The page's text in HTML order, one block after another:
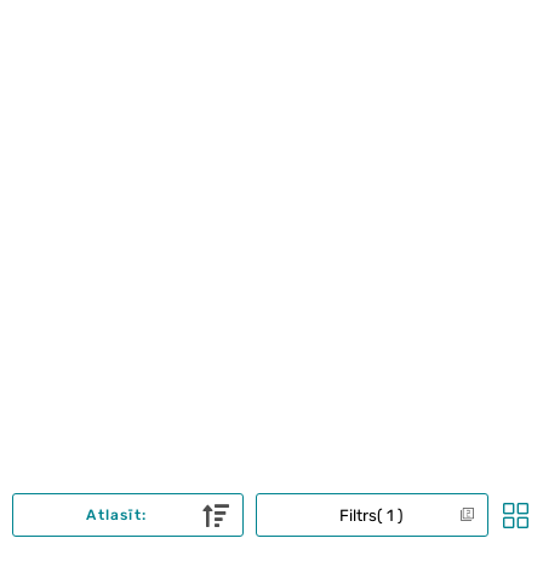
Filtrs 1
Atlasīt: